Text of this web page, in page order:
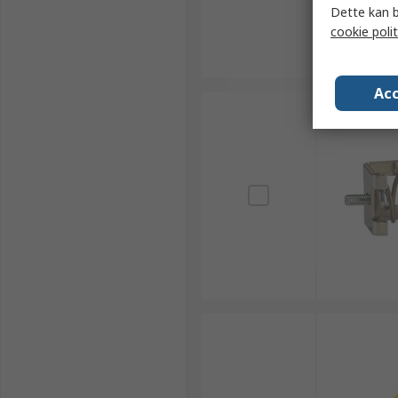
Dette kan
cookie